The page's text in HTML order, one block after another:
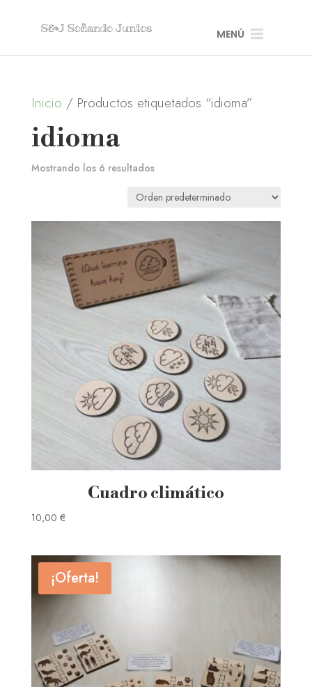
MENÚ
Inicio / Productos etiquetados “idioma”
idioma
Mostrando los 6 resultados
Cuadro climático
10,00 €
¡Oferta!